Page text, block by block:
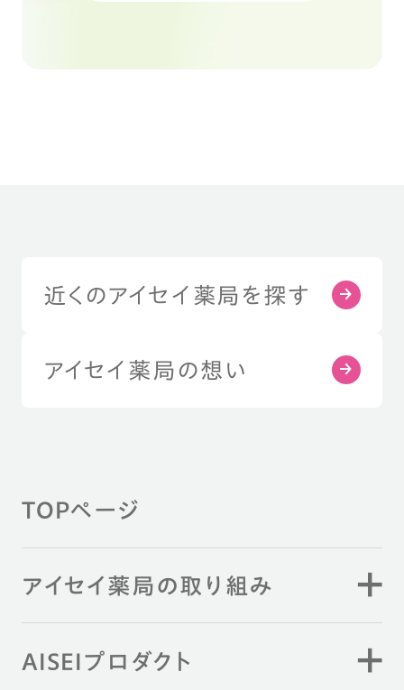
近くのアイセイ薬局を探す
アイセイ薬局の想い
TOPページ
アイセイ薬局の取り組み
AISEIプロダクト